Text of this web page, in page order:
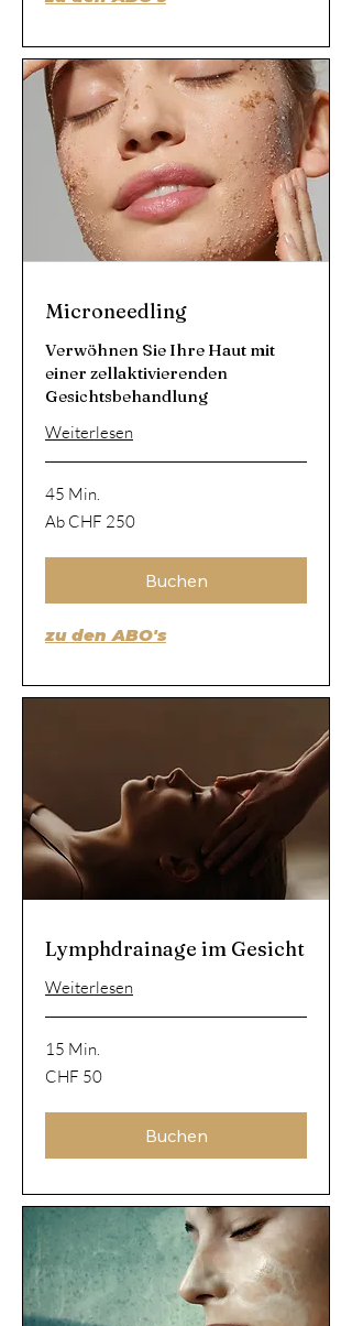
Microneedling
Verwöhnen Sie Ihre Haut mit
einer zellaktivierenden
Gesichtsbehandlung
Weiterlesen
45 Min.
Ab
250
Ab CHF 250
Buchen
zu den ABO's
Lymphdrainage im Gesicht
Weiterlesen
15 Min.
50
Schweizer
CHF 50
Buchen